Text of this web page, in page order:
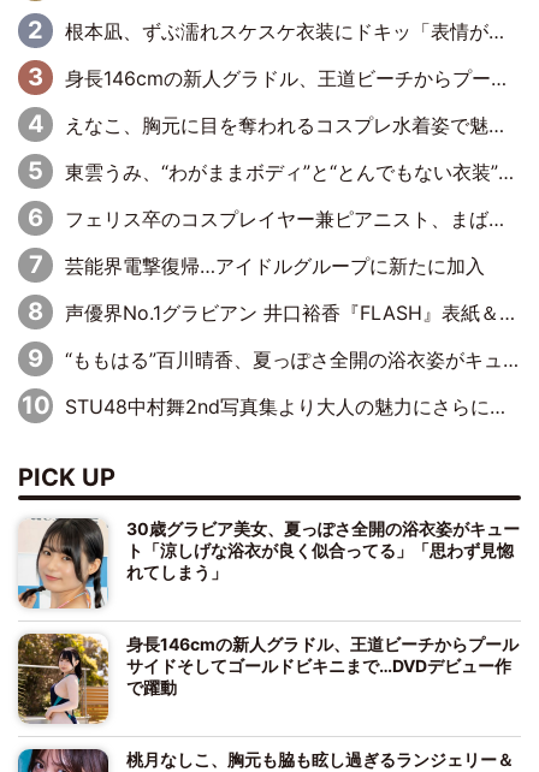
根本凪、ずぶ濡れスケスケ衣装にドキッ「表情が良過ぎる」「ねもちゃんの眼差しにドキドキが止まらない」
身長146cmの新人グラドル、王道ビーチからプールサイドそしてゴールドビキニまで…DVDデビュー作で躍動
えなこ、胸元に目を奪われるコスプレ水着姿で魅了「群を抜く美しさと華やかさ」「えなこりんの千咲は破壊力がスゴい」
東雲うみ、“わがままボディ”と“とんでもない衣装”で誘惑「パーフェクトなスタイル」「くびれがステキ」「やみつきになるボディ」
フェリス卒のコスプレイヤー兼ピアニスト、まばゆいばかりのグラビアショット
芸能界電撃復帰…アイドルグループに新たに加入
声優界No.1グラビアン 井口裕香『FLASH』表紙＆巻頭を飾る
“ももはる”百川晴香、夏っぽさ全開の浴衣姿がキュート「とても似合ってる」「爽やかで良い」「袖をギュッとしてるのが最高」
STU48中村舞2nd写真集より大人の魅力にさらに磨きがかかった新先行カット到着
PICK UP
30歳グラビア美女、夏っぽさ全開の浴衣姿がキュー
ト「涼しげな浴衣が良く似合ってる」「思わず見惚
れてしまう」
身長146cmの新人グラドル、王道ビーチからプール
サイドそしてゴールドビキニまで…DVDデビュー作
で躍動
桃月なしこ、胸元も脇も眩し過ぎるランジェリー＆